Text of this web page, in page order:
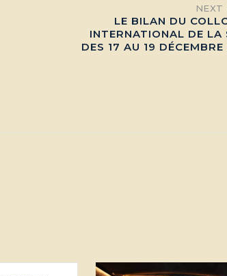
NEXT
LE BILAN DU
INTERNATIONAL DE LA
DES 17 AU 19